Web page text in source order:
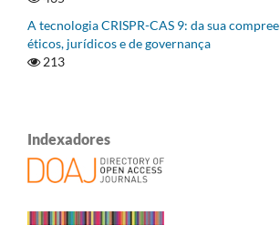
A tecnologia CRISPR-CAS 9: da sua
éticos, jurídicos e de governança
213
Indexadores